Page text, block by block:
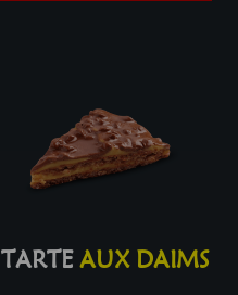
TARTEAUX DAIMS